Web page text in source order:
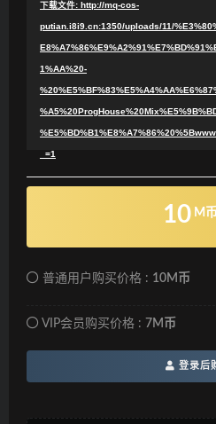
下载文件: http://mq-cos-
putian.i8i9.cn:1350/uploads/11/
1%AA%20-
_=1
10 M币
普通用户购买价格 : 10M币
VIP会员购买价格 : 7M币
登录后